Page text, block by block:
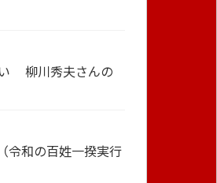
柳川秀夫さんの
和の百姓一揆実行